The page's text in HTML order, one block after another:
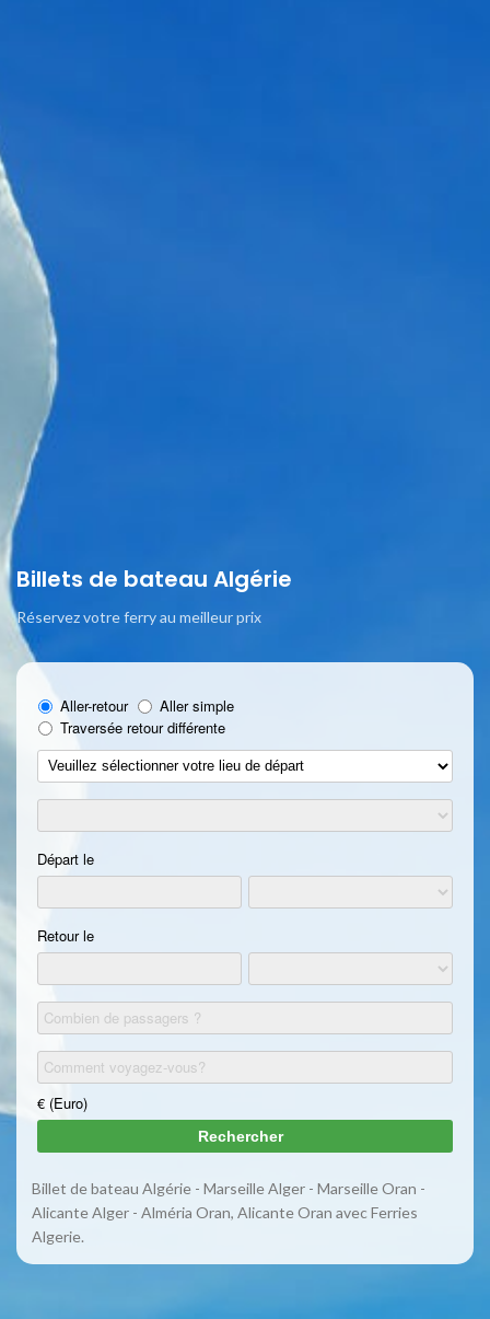
Billets de bateau Algérie
Réservez votre ferry au meilleur prix
Billet de bateau Algérie - Marseille Alger - Marseille Oran -
Alicante Alger - Alméria Oran, Alicante Oran avec Ferries
Algerie.